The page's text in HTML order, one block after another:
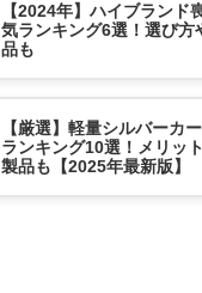
【2024年】ハイブランド
気ランキング6選！選び方
品も
【厳選】軽量シルバーカ
ランキング10選！メリッ
製品も【2025年最新版】